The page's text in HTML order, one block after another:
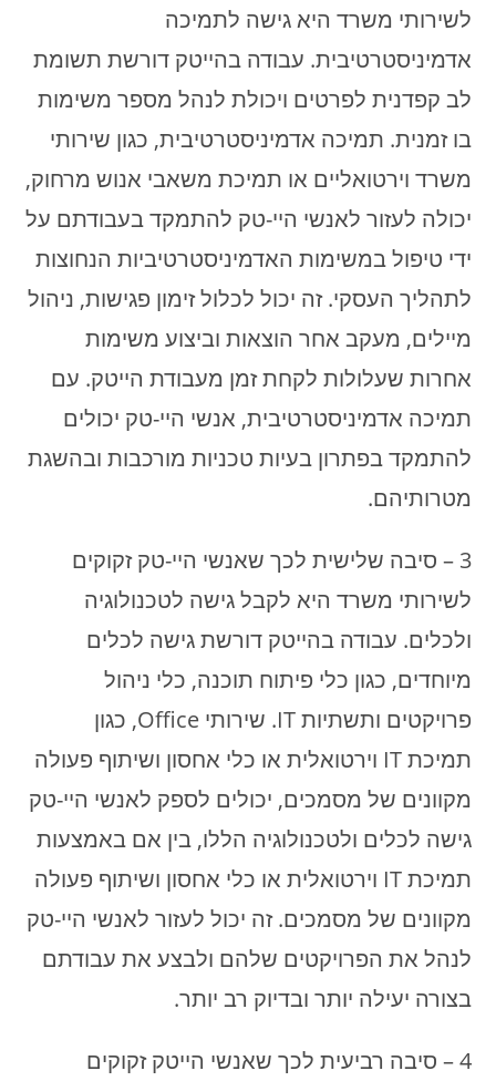
לשירותי משרד היא גישה לתמיכה
אדמיניסטרטיבית. עבודה בהייטק דורשת תשומת
לב קפדנית לפרטים ויכולת לנהל מספר משימות
בו זמנית. תמיכה אדמיניסטרטיבית, כגון שירותי
משרד וירטואליים או תמיכת משאבי אנוש מרחוק,
יכולה לעזור לאנשי היי-טק להתמקד בעבודתם על
ידי טיפול במשימות האדמיניסטרטיביות הנחוצות
לתהליך העסקי. זה יכול לכלול זימון פגישות, ניהול
מיילים, מעקב אחר הוצאות וביצוע משימות
אחרות שעלולות לקחת זמן מעבודת הייטק. עם
תמיכה אדמיניסטרטיבית, אנשי היי-טק יכולים
להתמקד בפתרון בעיות טכניות מורכבות ובהשגת
מטרותיהם.
3 – סיבה שלישית לכך שאנשי היי-טק זקוקים
לשירותי משרד היא לקבל גישה לטכנולוגיה
ולכלים. עבודה בהייטק דורשת גישה לכלים
מיוחדים, כגון כלי פיתוח תוכנה, כלי ניהול
פרויקטים ותשתיות IT. שירותי Office, כגון
תמיכת IT וירטואלית או כלי אחסון ושיתוף פעולה
מקוונים של מסמכים, יכולים לספק לאנשי היי-טק
גישה לכלים ולטכנולוגיה הללו, בין אם באמצעות
תמיכת IT וירטואלית או כלי אחסון ושיתוף פעולה
מקוונים של מסמכים. זה יכול לעזור לאנשי היי-טק
לנהל את הפרויקטים שלהם ולבצע את עבודתם
בצורה יעילה יותר ובדיוק רב יותר.
4 – סיבה רביעית לכך שאנשי הייטק זקוקים